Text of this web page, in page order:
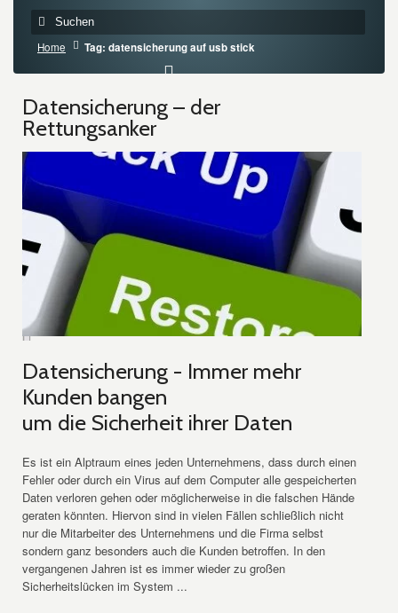
Home Tag: datensicherung auf usb stick
Datensicherung – der
Rettungsanker
Datensicherung - Immer mehr
Kunden bangen
um die Sicherheit ihrer Daten
Es ist ein Alptraum eines jeden Unternehmens, dass durch einen
Fehler oder durch ein Virus auf dem Computer alle gespeicherten
Daten verloren gehen oder möglicherweise in die falschen Hände
geraten könnten. Hiervon sind in vielen Fällen schließlich nicht
nur die Mitarbeiter des Unternehmens und die Firma selbst
sondern ganz besonders auch die Kunden betroffen. In den
vergangenen Jahren ist es immer wieder zu großen
Sicherheitslücken im System ...